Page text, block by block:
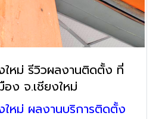
หม่ รีวิวผลงานติดตั้ง ที่
ง จ.เชียงใหม่
หม่ ผลงานบริการติดตั้ง